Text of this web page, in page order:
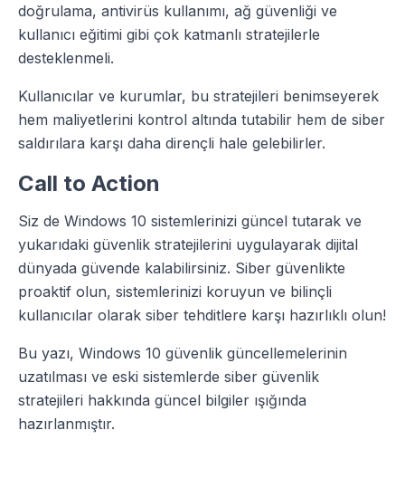
doğrulama, antivirüs kullanımı, ağ güvenliği ve
kullanıcı eğitimi gibi çok katmanlı stratejilerle
desteklenmeli.
Kullanıcılar ve kurumlar, bu stratejileri benimseyerek
hem maliyetlerini kontrol altında tutabilir hem de siber
saldırılara karşı daha dirençli hale gelebilirler.
Call to Action
Siz de Windows 10 sistemlerinizi güncel tutarak ve
yukarıdaki güvenlik stratejilerini uygulayarak dijital
dünyada güvende kalabilirsiniz. Siber güvenlikte
proaktif olun, sistemlerinizi koruyun ve bilinçli
kullanıcılar olarak siber tehditlere karşı hazırlıklı olun!
Bu yazı, Windows 10 güvenlik güncellemelerinin
uzatılması ve eski sistemlerde siber güvenlik
stratejileri hakkında güncel bilgiler ışığında
hazırlanmıştır.